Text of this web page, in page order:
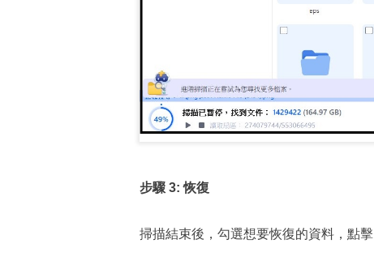
步驟 3:恢復
掃描結束後，勾選想要恢復的資料，點